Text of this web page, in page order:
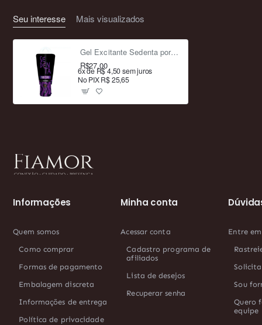
Seu interesse Mais visualizados
Gel Excitante Sedenta por Tesão Tzão: Picância Intensa e Fogo na Cama para Casais
R$27,00
6x de R$ 4,50 sem juros
No PIX R$ 25,65
Informações
Quem somos
Como comprar
Formas de pagamento
Embalagem discreta
Informações de entrega
Política de privacidade
Minha conta
Acessar conta
Cadastro programa de
afiliados
Lista de desejos
Recuperar senha
Entre
Sou
Quero
equipe